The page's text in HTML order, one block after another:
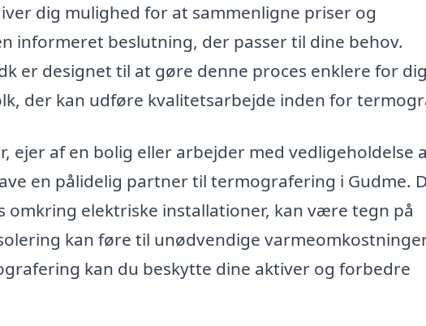
dig mulighed for at sammenligne priser og
informeret beslutning, der passer til dine behov.
er designet til at gøre denne proces enklere for
der kan udføre kvalitetsarbejde inden for
ejer af en bolig eller arbejder med vedligeholdelse
en pålidelig partner til termografering i Gudme.
elektriske installationer, kan være tegn på
kan føre til unødvendige
kan du beskytte dine aktiver og forbedre